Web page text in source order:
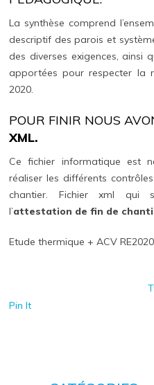
La synthèse comprend
descriptif des parois et
des diverses exigences, ainsi
apportées pour respecter la
2020.
POUR FINIR NOUS
XML.
Ce fichier informatique est
réaliser les différents
chantier. Fichier xml qui
l’attestation de fin de
Etude thermique + ACV
Pin It